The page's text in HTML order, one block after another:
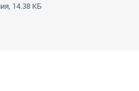
14.38 КБ